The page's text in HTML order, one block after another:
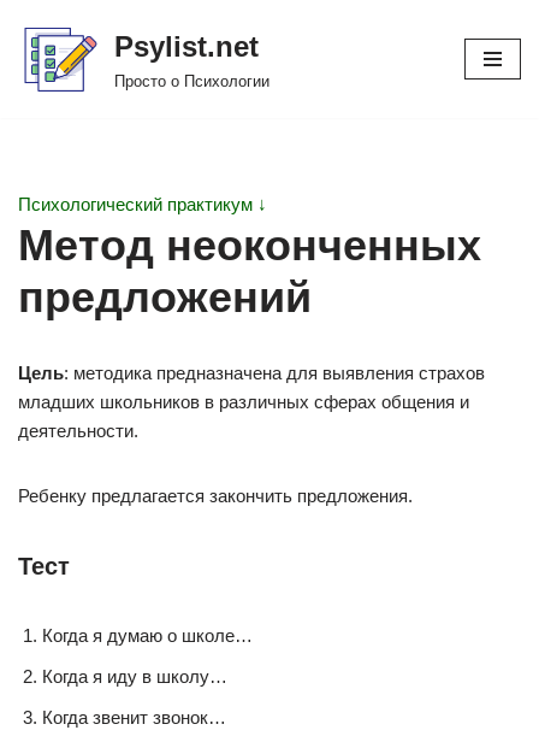
Перейти
Psylist.net
Просто о Психологии
Психологический практикум ↓
Метод неоконченных
предложений
Цель: методика предназначена для выявления страхов
младших школьников в различных сферах общения и
деятельности.
Ребенку предлагается закончить предложения.
Тест
Когда я думаю о школе…
Когда я иду в школу…
Когда звенит звонок…